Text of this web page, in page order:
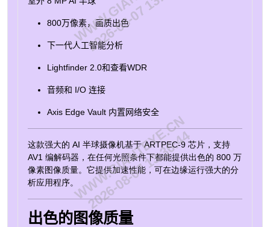
03155-001 图像传感器 CMOS 图像传感器大小 1/1.8" 觅
光者 觅光者2.0 宽动态范围 法医WDR 最低照度/感光度
（彩色） 0.11 lux 最低照度/感光度（黑白） 0 lux 最大视
频分辨率 3840x2160 每秒最大帧数 25/30 日夜功能 是 焦
距 4.4 - 14.6 mm 水平视场 103-29 ° 垂直视场 56-17 °
Zipstream 是 H.264 基线，高，主要 H.265 是 音频支持
是 PoE等级 3 签名操作系统 是 安全启动 是 安全密钥库
是 远程对焦 是 遥控变焦 是 内置红外 是 本地存储（内存
卡插槽） 是 工作温度 -40至50°C 室外准备就绪 是 防破
坏等级 IK10 防护等级 IP66 专为重新上漆而设计 是 可持
续性 不含BFR/CFR，不含PVC
800万像素，画质出色
下一代人工智能分析
Lightfinder 2.0和查看WDR
音频和 I/O 连接
Axis Edge Vault 内置网络安全
这款强大的 AI 半球摄像机基于 ARTPEC-9 芯片，支持
AV1 编解码器，在任何光照条件下都能提供出色的 800 万
像素图像质量。它提供加速性能，可在边缘运行强大的分
析应用程序。
出色的图像质量
WWW.GIANTEYE.CN
2026-08-07 13:36:44